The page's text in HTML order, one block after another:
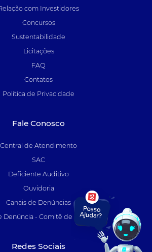
com Investidores
Concursos
Sustentabilidade
Licitações
FAQ
Contatos
Política de Privacidade
Fale Conosco
Central de Atendimento
SAC
Deficiente Auditivo
Ouvidoria
Canais de Denúncias
Denúncia - Comitê de Auditoria
Redes Sociais